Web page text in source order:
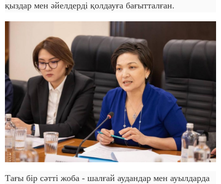
қыздар мен әйелдерді қолдауға бағытталған.
Тағы бір сәтті жоба - шалғай аудандар мен ауылдарда